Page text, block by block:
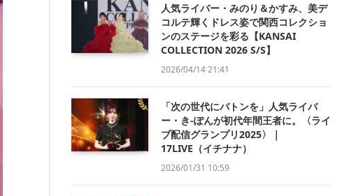
人気ライバー・みのり＆かすみ、美デ
コルテ輝くドレス姿で関西コレクショ
ンのステージを彩る【KANSAI
COLLECTION 2026 S/S】
2026/04/14 21:41
「次の世代にバトンを」人気ライバ
ー・き-ぽんが初代年間王者に。〈ライ
ブ配信グランプリ2025〉｜
17LIVE（イチナナ）
2026/01/31 10:59